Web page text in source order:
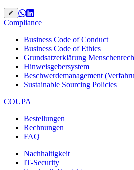
Compliance
Business Code of Conduct
Business Code of Ethics
Grundsatzerklärung
Hinweisgebersystem
Beschwerdemanagement
Sustainable Sourcing Policies
COUPA
Bestellungen
Rechnungen
FAQ
Nachhaltigkeit
IT-Security